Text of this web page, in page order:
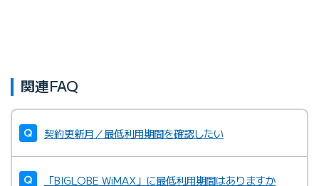
関連FAQ
契約更新月／最低利用期間を確認したい
「BIGLOBE WiMAX」に最低利用期間はありますか